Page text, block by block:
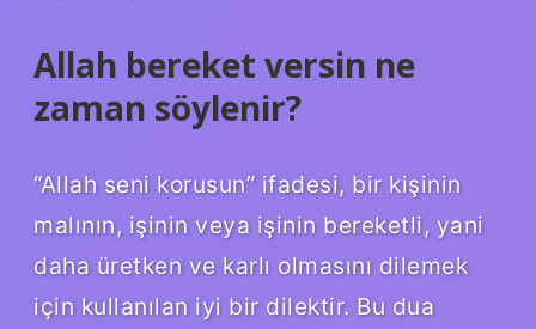
Allah bereket versin ne
zaman söylenir?
“Allah seni korusun” ifadesi, bir kişinin
malının, işinin veya işinin bereketli, yani
daha üretken ve karlı olmasını dilemek
için kullanılan iyi bir dilektir. Bu dua